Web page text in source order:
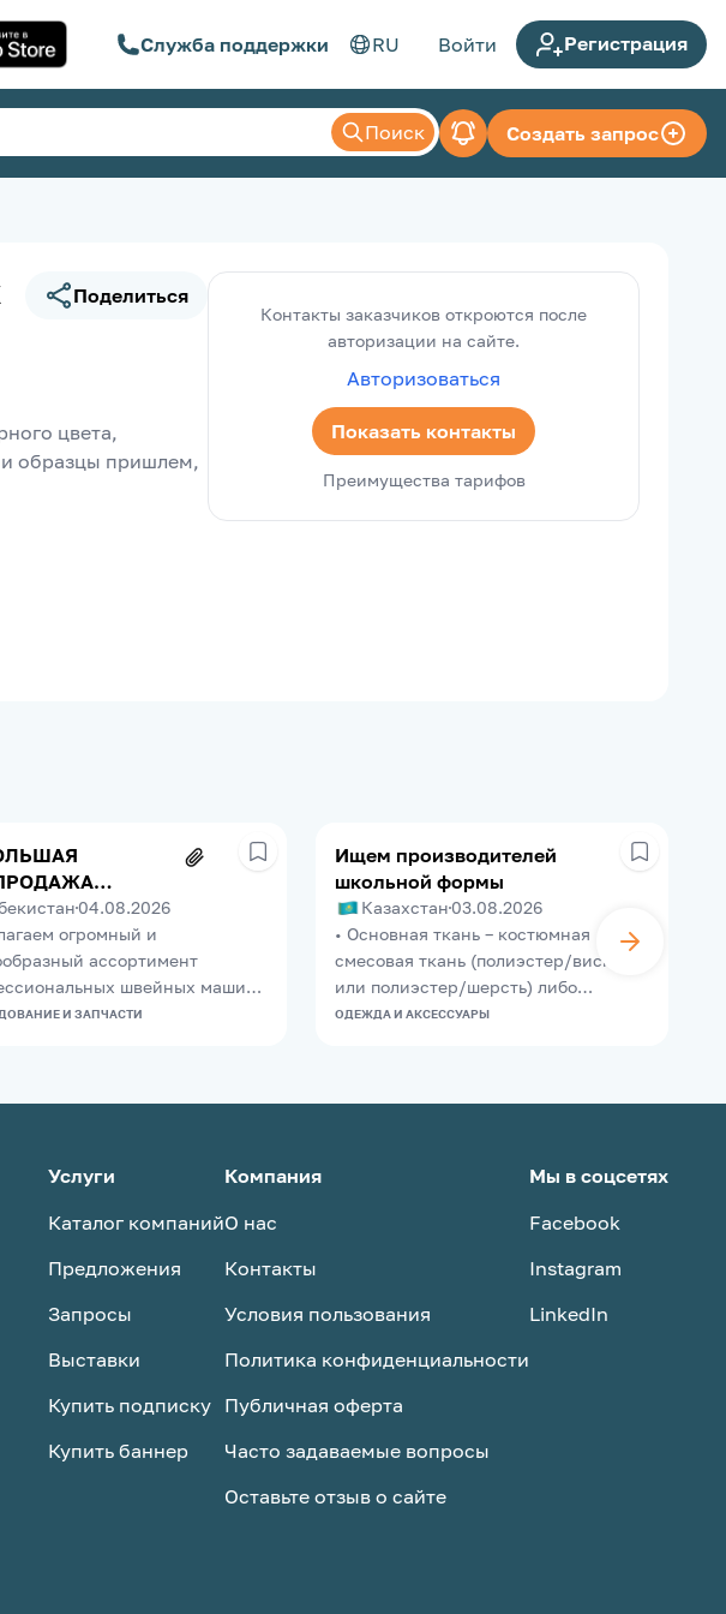
Служба поддержки RU Войти Регистрация
Поиск Создать запрос
Поделиться
цвета,
и образцы пришлем,
Контакты заказчиков откроются после
авторизации на сайте.
Авторизоваться
Показать контакты
Преимущества тарифов
04.08.2026
огромный и
ассортимент
швейных машин
для швейных цехов,
интересно — обращайтесь
по цене на новое
мессенджеры):
И ЗАПЧАСТИ
Ищем производителей
школьной формы
Казахстан 03.08.2026
• Основная ткань – костюмная
смесовая ткань (полиэстер/вискоза
или полиэстер/шерсть) либо
эквивалент. • Состав ткани: o
воздухопроницаемостью,
многократным стиркам. •
воздухопроницаемая. • Все
безопасными и иметь документы,
ОДЕЖДА И АКСЕССУАРЫ
Услуги
Каталог компаний
Предложения
Запросы
Выставки
Купить подписку
Купить баннер
Компания
О нас
Контакты
Условия пользования
Политика конфиденциальности
Публичная оферта
Часто задаваемые вопросы
Оставьте отзыв о сайте
Мы в соцсетях
Facebook
Instagram
LinkedIn